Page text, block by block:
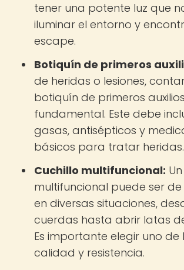
tener una potente luz que
iluminar el entorno y
escape.
Botiquín de primeros
de heridas o lesiones,
botiquín de primeros
fundamental. Este debe
gasas, antisépticos y
básicos para tratar heridas.
Cuchillo multifuncional:
multifuncional puede ser
en diversas situaciones,
cuerdas hasta abrir latas
Es importante elegir uno de
calidad y resistencia.